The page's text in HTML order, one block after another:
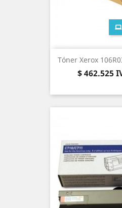
Tóner Xerox
Precio
$ 462.525